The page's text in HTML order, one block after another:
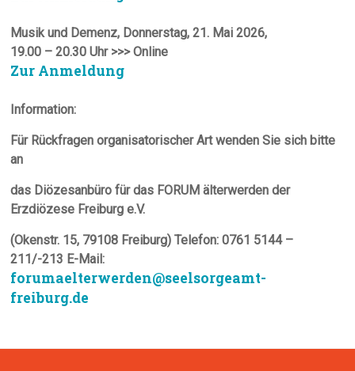
Musik und Demenz, Donnerstag, 21. Mai 2026,
19.00 – 20.30 Uhr >>> Online
Zur Anmeldung
Information:
Für Rückfragen organisatorischer Art wenden Sie sich bitte
an
das Diözesanbüro für das FORUM älterwerden der
Erzdiözese Freiburg e.V.
(Okenstr. 15, 79108 Freiburg) Telefon: 0761 5144 –
211/-213 E-Mail:
forumaelterwerden@seelsorgeamt-
freiburg.de